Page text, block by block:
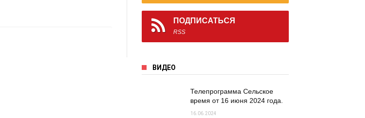
ПОДПИСАТЬСЯ
RSS
ВИДЕО
Телепрограмма Сельское
время от 16 июня 2024 года.
16.06.2024